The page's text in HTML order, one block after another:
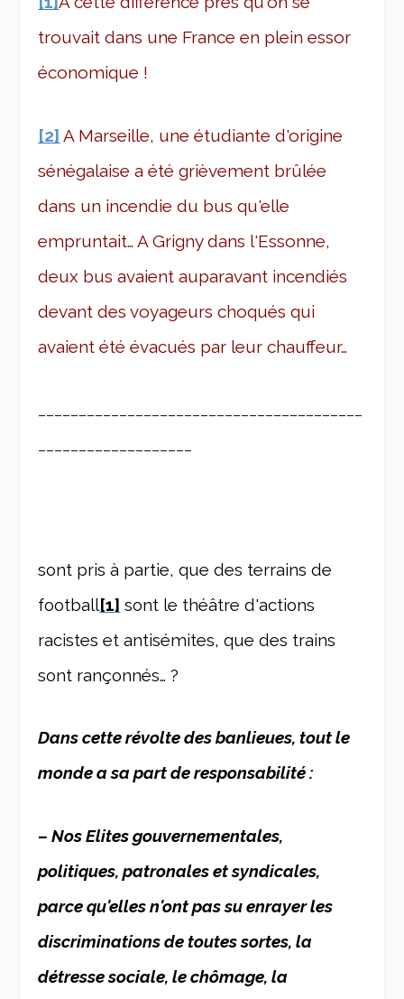
trouvait dans une France en plein essor
économique !
[2] A Marseille, une étudiante d'origine
sénégalaise a été grièvement brûlée
dans un incendie du bus qu'elle
empruntait… A Grigny dans l'Essonne,
deux bus avaient auparavant incendiés
devant des voyageurs choqués qui
avaient été évacués par leur chauffeur…
sont pris à partie, que des terrains de
football[1] sont le théâtre d'actions
racistes et antisémites, que des trains
sont rançonnés… ?
Dans cette révolte des banlieues, tout le
monde a sa part de responsabilité :
– Nos Elites gouvernementales,
politiques, patronales et syndicales,
parce qu'elles n'ont pas su enrayer les
discriminations de toutes sortes, la
détresse sociale, le chômage, la